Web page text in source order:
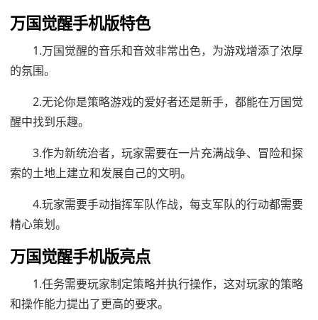
万国觉醒手机版特色
1.万国觉醒的音乐和音效非常出色，为游戏增添了浓厚
的氛围。
2.无论你是策略游戏的爱好者还是新手，都能在万国觉
醒中找到乐趣。
3.作为新统治者，玩家需要在一片充满战争、冒险和探
索的土地上建立和发展自己的文明。
4.玩家需要手动指挥军队作战，每支军队的行动都需要
精心策划。
万国觉醒手机版亮点
1.任务需要玩家制定策略并执行操作，这对玩家的策略
和操作能力提出了更高的要求。